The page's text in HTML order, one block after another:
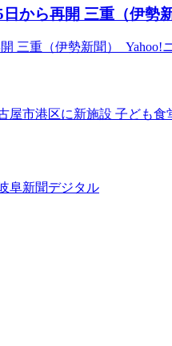
から再開 三重（伊勢
三重（伊勢新聞） Yahoo!
市港区に新施設 子ども
阜新聞デジタル